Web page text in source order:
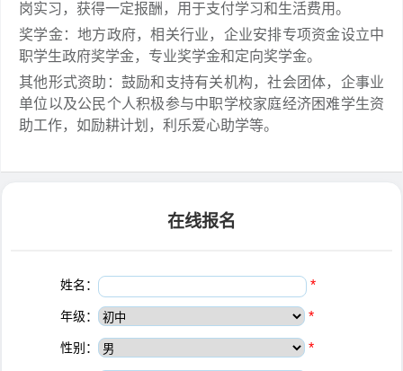
岗实习，获得一定报酬，用于支付学习和生活费用。
奖学金：地方政府，相关行业，企业安排专项资金设立中
职学生政府奖学金，专业奖学金和定向奖学金。
其他形式资助：鼓励和支持有关机构，社会团体，企事业
单位以及公民个人积极参与中职学校家庭经济困难学生资
助工作，如励耕计划，利乐爱心助学等。
在线报名
姓名： *
年级： *
性别： *